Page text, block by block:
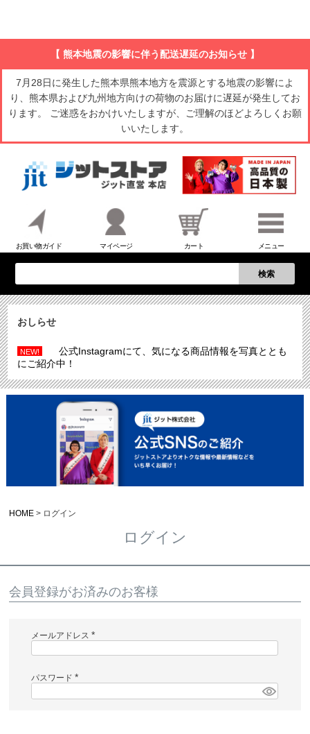
【 熊本地震の影響に伴う配送遅延のお知らせ 】
7月28日に発生した熊本県熊本地方を震源とする地震の影響によ
り、熊本県および九州地方向けの荷物のお届けに遅延が発生してお
ります。 ご迷惑をおかけいたしますが、ご理解のほどよろしくお願
いいたします。
お買い物ガイド マイページ カート メニュー
検索
おしらせ
NEW!
公式Instagramにて、気になる商品情報を写真ととも
にご紹介中！
HOME ログイン
ログイン
会員登録がお済みのお客様
メールアドレス
必
パスワード
必